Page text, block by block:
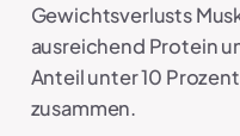
Gewichtsverlusts
ausreichend Protein
Anteil unter 10
zusammen.